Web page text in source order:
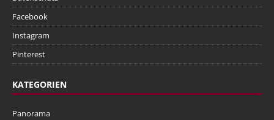
Facebook
Instagram
Pinterest
KATEGORIEN
Panorama